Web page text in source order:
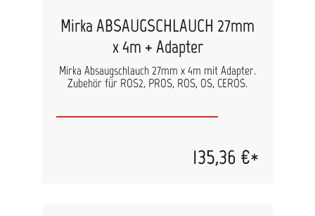
Mirka ABSAUGSCHLAUCH 27mm
x 4m + Adapter
Mirka Absaugschlauch 27mm x 4m mit Adapter.
Zubehör für ROS2, PROS, ROS, OS, CEROS.
135,36 €*